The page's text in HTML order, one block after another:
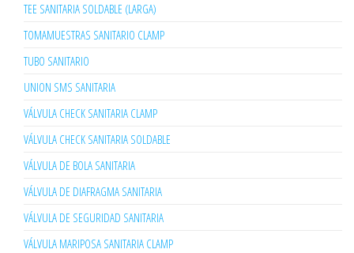
TEE SANITARIA SOLDABLE (LARGA)
TOMAMUESTRAS SANITARIO CLAMP
TUBO SANITARIO
UNION SMS SANITARIA
VÁLVULA CHECK SANITARIA CLAMP
VÁLVULA CHECK SANITARIA SOLDABLE
VÁLVULA DE BOLA SANITARIA
VÁLVULA DE DIAFRAGMA SANITARIA
VÁLVULA DE SEGURIDAD SANITARIA
VÁLVULA MARIPOSA SANITARIA CLAMP